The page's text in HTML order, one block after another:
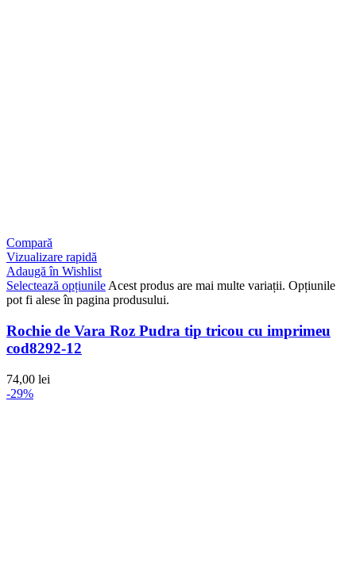
Compară
Vizualizare rapidă
Adaugă în Wishlist
Selectează opțiunileAcest produs are mai multe variații. Opțiunile
pot fi alese în pagina produsului.
Rochie de Vara Roz Pudra tip tricou cu imprimeu
cod8292-12
74,00 lei
-29%